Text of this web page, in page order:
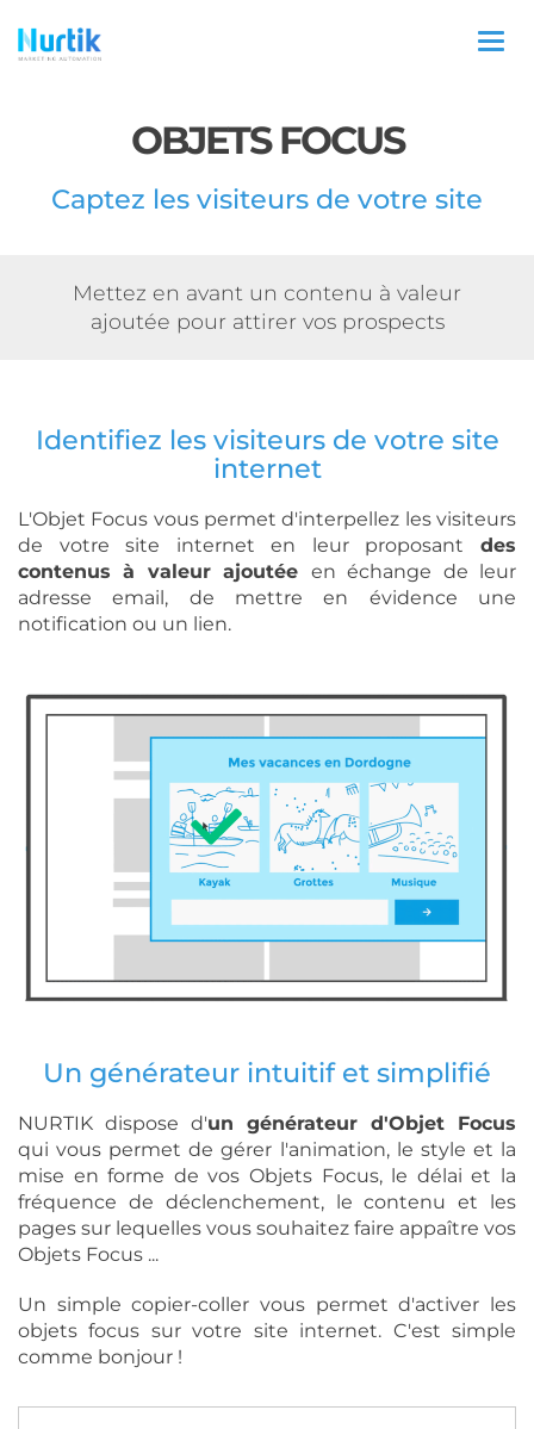
OBJETS FOCUS
Captez les visiteurs de votre site
Mettez en avant un contenu à valeur
ajoutée pour attirer vos prospects
Identifiez les visiteurs de votre site
internet
L'Objet Focus vous permet d'interpellez les visiteurs
de votre site internet en leur proposant des
contenus à valeur ajoutée en échange de leur
adresse email, de mettre en évidence une
notification ou un lien.
Un générateur intuitif et simplifié
NURTIK dispose d'un générateur d'Objet Focus
qui vous permet de gérer l'animation, le style et la
mise en forme de vos Objets Focus, le délai et la
fréquence de déclenchement, le contenu et les
pages sur lequelles vous souhaitez faire appaître vos
Objets Focus ...
Un simple copier-coller vous permet d'activer les
objets focus sur votre site internet. C'est simple
comme bonjour !